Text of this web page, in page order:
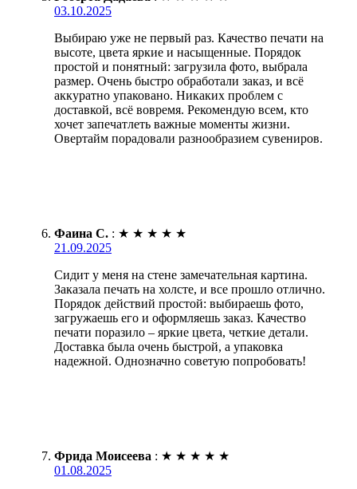
03.10.2025
Выбираю уже не первый раз. Качество печати на
высоте, цвета яркие и насыщенные. Порядок
простой и понятный: загрузила фото, выбрала
размер. Очень быстро обработали заказ, и всё
аккуратно упаковано. Никаких проблем с
доставкой, всё вовремя. Рекомендую всем, кто
хочет запечатлеть важные моменты жизни.
Овертайм порадовали разнообразием сувениров.
Фаина С. : ★ ★ ★ ★ ★
21.09.2025
Сидит у меня на стене замечательная картина.
Заказала печать на холсте, и все прошло отлично.
Порядок действий простой: выбираешь фото,
загружаешь его и оформляешь заказ. Качество
печати поразило – яркие цвета, четкие детали.
Доставка была очень быстрой, а упаковка
надежной. Однозначно советую попробовать!
Фрида Моисеева : ★ ★ ★ ★ ★
01.08.2025